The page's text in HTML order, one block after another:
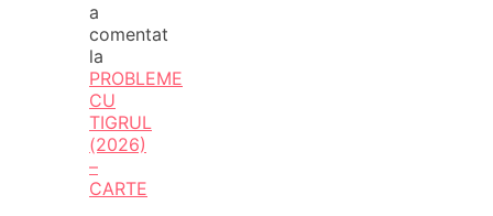
a
comentat
la
PROBLEME
CU
TIGRUL
(2026)
–
CARTE